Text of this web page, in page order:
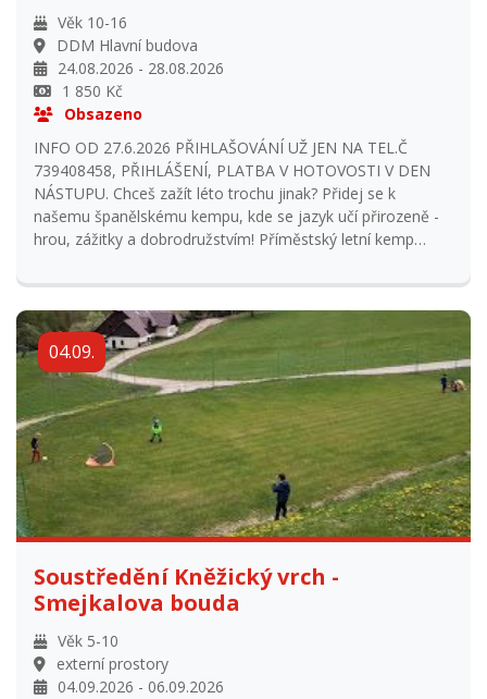
24.08.2026 - 28.08.2026
1 850 Kč
Obsazeno
INFO OD 27.6.2026 PŘIHLAŠOVÁNÍ UŽ JEN NA TEL.Č
739408458, PŘIHLÁŠENÍ, PLATBA V HOTOVOSTI V DEN
NÁSTUPU. Chceš zažít léto trochu jinak? Přidej se k
našemu španělskému kempu, kde se jazyk učí přirozeně -
hrou, zážitky a dobrodružstvím! Příměstský letní kemp
ŠPANĚLŠTINY je určený pro děti ve věku 10-16 a je
rozdělený do dvou skupin: ZAČÁTEČNÍCI(cca6.-7.tř.)ideální
MÍRNĚ POKROČILÍ - výuka s rodilým mluvčím a konverzace
v praxi. Ale neboj, rozhodně nebudeme jen sedět nad
slovíčky! Všichni se pravidelně setkáme při společných
aktivitách: ***budeme vařit typické španělské
dobroty(tapas, pan con tomate,tortilla...) ***uspořádáme
jazykový karneval plný hudby, barev, a kreativity
***zahrajeme si spoustu her, které tě nenásilně naučí
mluvit ***vyrazíme do přírody, kde také využijeme
španělštinu Čeká tě týden plný smíchu, nových kamarádů a
španělské atmosféry - olé!
04.09.
Soustředění Kněžický vrch -
Věk 5-10
externí prostory
04.09.2026 - 06.09.2026
2 000 Kč
Volno